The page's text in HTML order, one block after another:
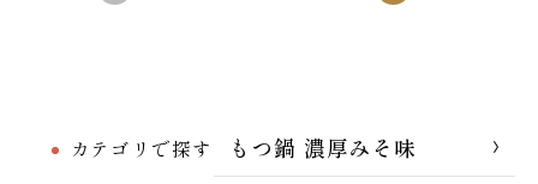
カテゴリで探す
もつ鍋 濃厚みそ味